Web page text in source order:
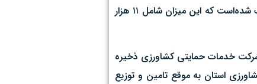
وی افزود: از ابتدای سال تاکنون علیرغم تمامی محدودیت‌های مالی و تحریم های ظالمانه، بیش از ۹۰ درصد برنامه سال جاری تامین و تدارک شده‌است‌ که این میزان شامل ۱۱ هزار
انبارهای تحت پوشش شرکت خدمات حمایتی کشاورزی ذخیره
بخش کشاورزی استان به موقع تامین و توزیع